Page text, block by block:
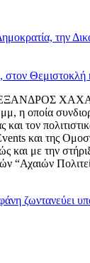
την
Θεμιστοκλή
η οποία
και τον
και της
με την
“Αχαιών
ζωντανεύει